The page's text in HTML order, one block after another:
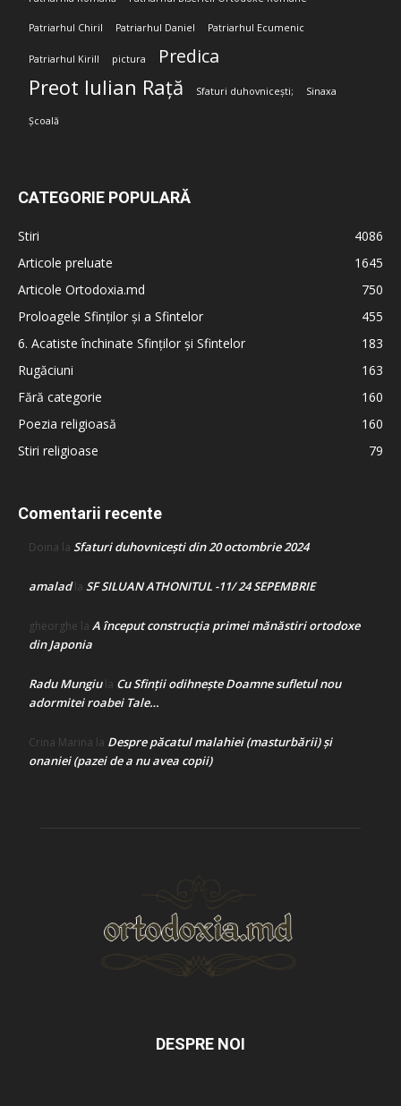
Patriarhul Chiril Patriarhul Daniel Patriarhul Ecumenic
Patriarhul Kirill pictura Predica
Preot Iulian Rață Sfaturi duhovnicești; Sinaxa
Școală
CATEGORIE POPULARĂ
Stiri
4086
Articole preluate
1645
Articole Ortodoxia.md
750
Proloagele Sfinților și a Sfintelor
455
6. Acatiste închinate Sfinților și Sfintelor
183
Rugăciuni
163
Fără categorie
160
Poezia religioasă
160
Stiri religioase
79
Comentarii recente
Doina la Sfaturi duhovnicești din 20 octombrie 2024
amaladla SF SILUAN ATHONITUL -11/ 24 SEPEMBRIE
gheorghe la A început construcţia primei mănăstiri ortodoxe
din Japonia
Radu Mungiula Cu Sfinții odihnește Doamne sufletul nou
adormitei roabei Tale…
Crina Marina la Despre păcatul malahiei (masturbării) şi
onaniei (pazei de a nu avea copii)
DESPRE NOI